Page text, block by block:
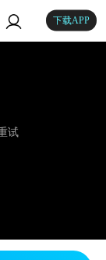
下载APP
试